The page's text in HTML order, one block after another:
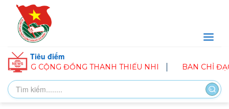
Tiêu điểm
CỘNG ĐỒNG THANH THIẾU NHI BAN CHỈ ĐẠO HÈ